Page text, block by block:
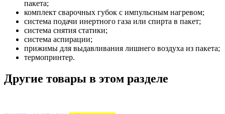
пакета;
комплект сварочных губок с импульсным нагревом;
система подачи инертного газа или спирта в пакет;
система снятия статики;
система аспирации;
прижимы для выдавливания лишнего воздуха из пакета;
термопринтер.
Другие товары в этом разделе